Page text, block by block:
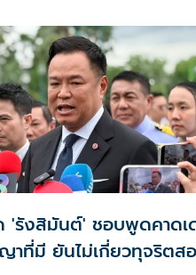
'รังสิมันต์' ชอบพูดคาดเ
ที่มี ยันไม่เกี่ยวทุจริตส